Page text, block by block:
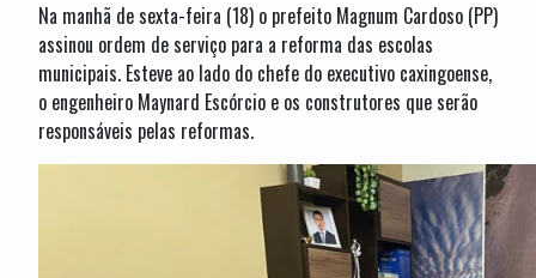
Na manhã de sexta-feira (18) o prefeito Magnum Cardoso (PP)
assinou ordem de serviço para a reforma das escolas
municipais. Esteve ao lado do chefe do executivo caxingoense,
o engenheiro Maynard Escórcio e os construtores que serão
responsáveis pelas reformas.